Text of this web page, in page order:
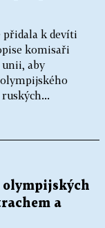
přidala k devíti
komisaři
aby
olympijských
a